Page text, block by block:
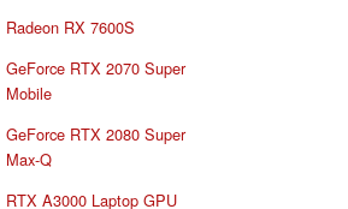
Radeon RX 7600S
GeForce RTX 2070 Super
Mobile
GeForce RTX 2080 Super
Max-Q
RTX A3000 Laptop GPU